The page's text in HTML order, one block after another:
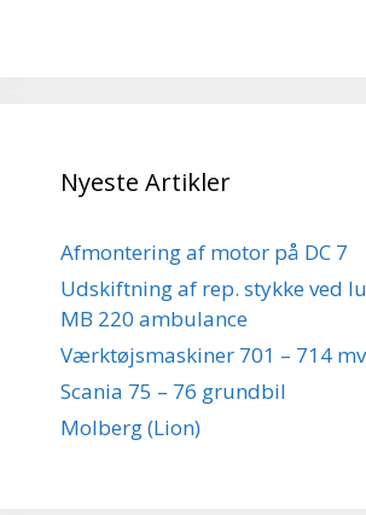
Nyeste Artikler
Afmontering af motor på DC 7
Udskiftning af rep. stykke ved
MB 220 ambulance
Værktøjsmaskiner 701 – 714
Scania 75 – 76 grundbil
Molberg (Lion)